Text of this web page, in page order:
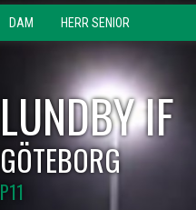
DAM HERR SENIOR
LUNDBY IF
GÖTEBORG
P11